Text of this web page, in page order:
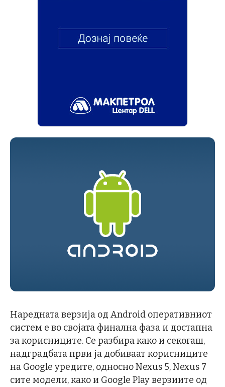
Наредната верзија од Android оперативниот
систем е во својата финална фаза и достапна
за корисниците. Се разбира како и секогаш,
надградбата први ја добиваат корисниците
на Google уредите, односно Nexus 5, Nexus 7
сите модели, како и Google Play верзиите од